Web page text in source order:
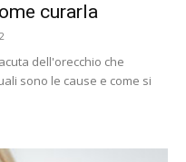
curarla
dell'orecchio che
sono le cause e come si